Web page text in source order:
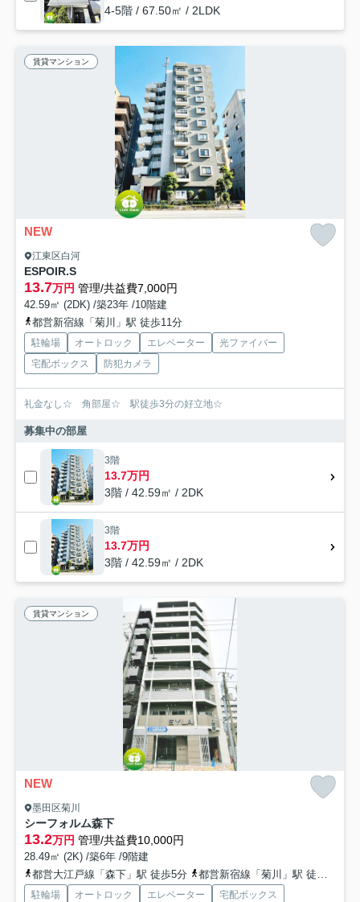
4-5階 / 67.50㎡ / 2LDK
賃貸マンション
NEW
江東区白河
ESPOIR.S
13.7万円 管理/共益費7,000円
42.59㎡ (2DK) /築23年 /10階建
都営新宿線「菊川」駅 徒歩11分
駐輪場 オートロック エレベーター
光ファイバー
宅配ボックス
防犯カメラ
礼金なし☆ 角部屋☆ 駅徒歩3分の好立地☆
募集中の部屋
3階
13.7万円
3階 / 42.59㎡ / 2DK
3階
13.7万円
3階 / 42.59㎡ / 2DK
賃貸マンション
NEW
墨田区菊川
シーフォルム森下
13.2万円 管理/共益費10,000円
28.49㎡ (2K) /築6年 /9階建
都営大江戸線「森下」駅 徒歩5分
都営新宿線「菊川」駅 徒歩4分
駐輪場 オートロック エレベーター
宅配ボックス